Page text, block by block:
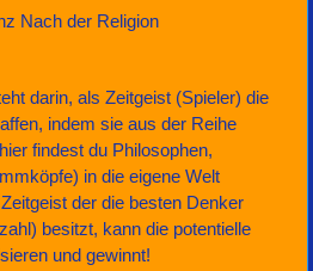
darin, als Zeitgeist (Spieler) die
indem sie aus der Reihe
findest du Philosophen,
in die eigene Welt
der die besten Denker
besitzt, kann die potentielle
und gewinnt!